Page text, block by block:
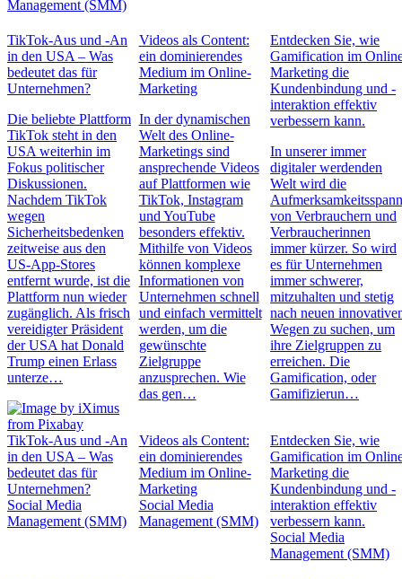
Management (SMM)
TikTok-Aus und -An
in den USA – Was
bedeutet das für
Unternehmen?
Die beliebte Plattform
TikTok steht in den
USA weiterhin im
Fokus politischer
Diskussionen.
Nachdem TikTok
wegen
Sicherheitsbedenken
zeitweise aus den
US-App-Stores
entfernt wurde, ist die
Plattform nun wieder
zugänglich. Als frisch
vereidigter Präsident
der USA hat Donald
Trump einen Erlass
unterze…
TikTok-Aus und -An
in den USA – Was
bedeutet das für
Unternehmen?
Social Media
Management (SMM)
Videos als Content:
ein dominierendes
Medium im Online-
Marketing
In der dynamischen
Welt des Online-
Marketings sind
ansprechende Videos
auf Plattformen wie
TikTok, Instagram
und YouTube
besonders effektiv.
Mithilfe von Videos
können komplexe
Informationen von
Unternehmen schnell
und einfach vermittelt
werden, um die
gewünschte
Zielgruppe
anzusprechen. Wie
das gen…
Videos als Content:
ein dominierendes
Medium im Online-
Marketing
Social Media
Management (SMM)
Entdecken Sie, wie
Gamification im
Marketing die
Kundenbindung und -
interaktion effektiv
verbessern kann.
In unserer immer
digitaler werdenden
Welt wird die
von Verbrauchern und
Verbraucherinnen
immer kürzer. So wird
es für Unternehmen
immer schwerer,
mitzuhalten und stetig
nach neuen
Wegen zu suchen, um
ihre Zielgruppen zu
erreichen. Die
Gamification, oder
Gamifizierun…
Entdecken Sie, wie
Gamification im
Marketing die
Kundenbindung und -
interaktion effektiv
verbessern kann.
Social Media
Management (SMM)